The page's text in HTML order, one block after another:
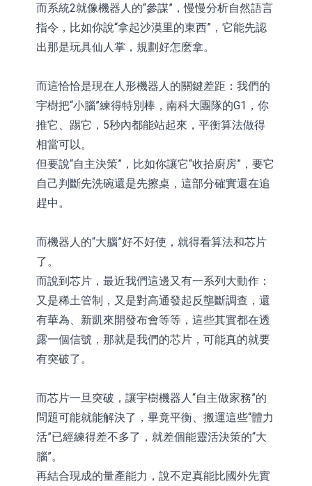
而系統2就像機器人的“參謀”，慢慢分析自然語言
指令，比如你說“拿起沙漠里的東西”，它能先認
出那是玩具仙人掌，規劃好怎麽拿。
而這恰恰是現在人形機器人的關鍵差距：我們的
宇樹把“小腦”練得特別棒，南科大團隊的G1，你
推它、踢它，5秒內都能站起來，平衡算法做得
相當可以。
但要說“自主決策”，比如你讓它“收拾廚房”，要它
自己判斷先洗碗還是先擦桌，這部分確實還在追
趕中。
而機器人的“大腦”好不好使，就得看算法和芯片
了。
而說到芯片，最近我們這邊又有一系列大動作：
又是稀土管制，又是對高通發起反壟斷調查，還
有華為、新凱來開發布會等等，這些其實都在透
露一個信號，那就是我們的芯片，可能真的就要
有突破了。
而芯片一旦突破，讓宇樹機器人“自主做家務”的
問題可能就能解決了，畢竟平衡、搬運這些“體力
活”已經練得差不多了，就差個能靈活決策的“大
腦”。
再結合現成的量產能力，說不定真能比國外先實